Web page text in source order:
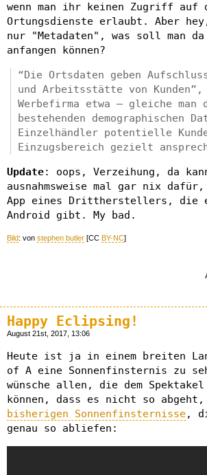
wenn man ihr keinen Zugriff auf
Ortungsdienste erlaubt. Aber
nur "Metadaten", was soll man
anfangen können?
“Die Ortsdaten geben
und Arbeitsstätte von
Werbefirma etwa – gleiche man
bestehenden demographischen
Einzelhändler potentielle
Einzugsbereich gezielt
Update: oops, Verzeihung, da
ausnahmsweise mal gar nix
App eines Drittherstellers, die
Android gibt. My bad.
Bild: von stephen butler [CC BY-NC]
Happy Eclipsing!
August 21st, 2017, 13:06
Heute ist ja in einem breiten
of A eine Sonnenfinsternis zu
wünsche allen, die dem Spektakel
können, dass es nicht so
bisherigen Sonnenfinsternisse,
genau so abliefen: